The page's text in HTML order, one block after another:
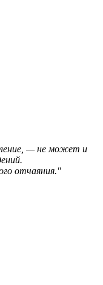
— не может и
отчаяния."